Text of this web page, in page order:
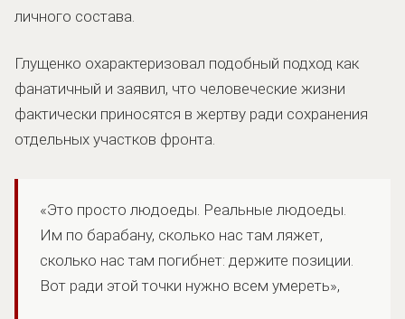
личного состава.
Глущенко охарактеризовал подобный подход как
фанатичный и заявил, что человеческие жизни
фактически приносятся в жертву ради сохранения
отдельных участков фронта.
«Это просто людоеды. Реальные людоеды.
Им по барабану, сколько нас там ляжет,
сколько нас там погибнет: держите позиции.
Вот ради этой точки нужно всем умереть»,